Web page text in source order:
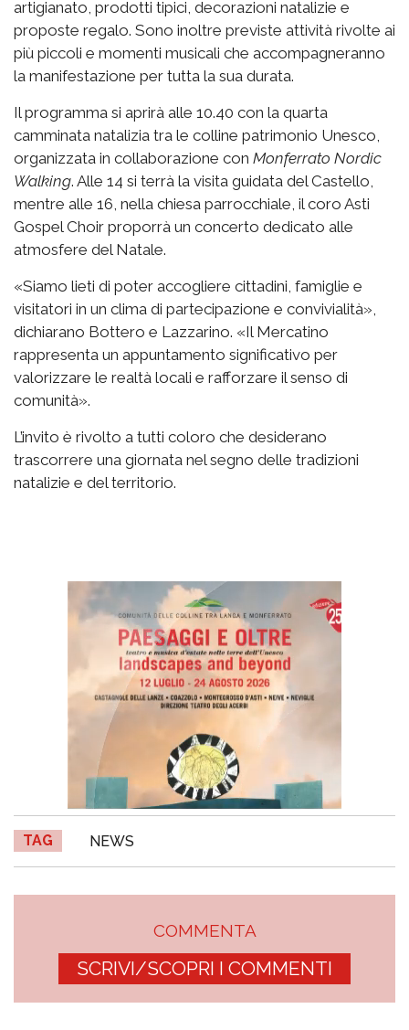
artigianato, prodotti tipici, decorazioni natalizie e
proposte regalo. Sono inoltre previste attività rivolte ai
più piccoli e momenti musicali che accompagneranno
la manifestazione per tutta la sua durata.
Il programma si aprirà alle 10.40 con la quarta
camminata natalizia tra le colline patrimonio Unesco,
organizzata in collaborazione con Monferrato Nordic
Walking. Alle 14 si terrà la visita guidata del Castello,
mentre alle 16, nella chiesa parrocchiale, il coro Asti
Gospel Choir proporrà un concerto dedicato alle
atmosfere del Natale.
«Siamo lieti di poter accogliere cittadini, famiglie e
visitatori in un clima di partecipazione e convivialità»,
dichiarano Bottero e Lazzarino. «Il Mercatino
rappresenta un appuntamento significativo per
valorizzare le realtà locali e rafforzare il senso di
comunità».
L’invito è rivolto a tutti coloro che desiderano
trascorrere una giornata nel segno delle tradizioni
natalizie e del territorio.
TAG NEWS
COMMENTA
SCRIVI/SCOPRI I COMMENTI